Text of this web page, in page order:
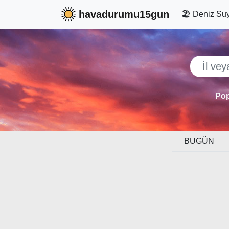
havadurumu15gun 🏖️ Deniz
BUGÜN